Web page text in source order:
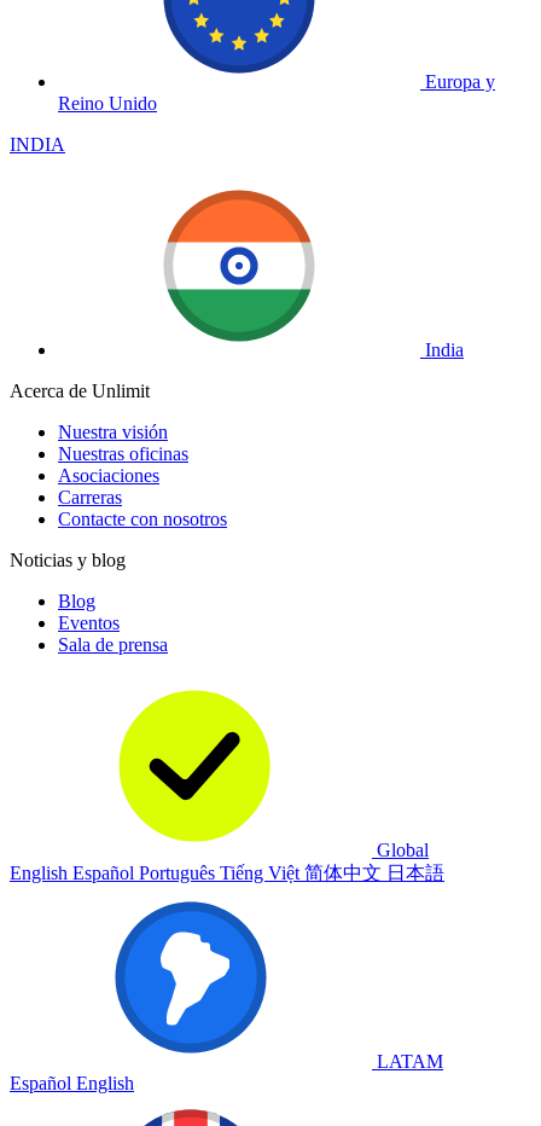
Europa y
Reino Unido
INDIA
India
Acerca de Unlimit
Nuestra visión
Nuestras oficinas
Asociaciones
Carreras
Contacte con nosotros
Noticias y blog
Blog
Eventos
Sala de prensa
Global
English Español Português Tiếng Việt 简体中文 日本語
LATAM
Español English